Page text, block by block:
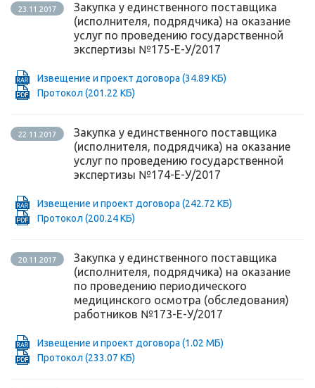
23.11.2017
Закупка у единственного поставщика
(исполнителя, подрядчика) на оказание
услуг по проведению государственной
экспертизы №175-Е-У/2017
Извещение и проект договора (34.89 КБ)
Протокол (201.22 КБ)
22.11.2017
Закупка у единственного поставщика
(исполнителя, подрядчика) на оказание
услуг по проведению государственной
экспертизы №174-Е-У/2017
Извещение и проект договора (242.72 КБ)
Протокол (200.24 КБ)
20.11.2017
Закупка у единственного поставщика
(исполнителя, подрядчика) на оказание
по проведению периодического
медицинского осмотра (обследования)
работников №173-Е-У/2017
Извещение и проект договора (1.02 МБ)
Протокол (233.07 КБ)